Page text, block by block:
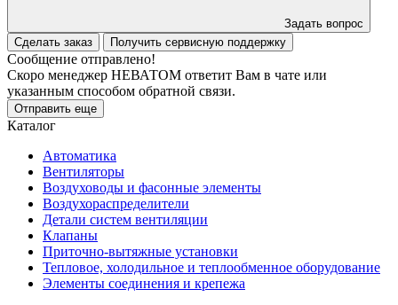
Задать вопрос
Сделать заказ
Получить сервисную поддержку
Сообщение отправлено!
Скоро менеджер НЕВАТОМ ответит Вам в чате или
указанным способом обратной связи.
Отправить еще
Каталог
Автоматика
Вентиляторы
Воздуховоды и фасонные элементы
Воздухораспределители
Детали систем вентиляции
Клапаны
Приточно-вытяжные установки
Тепловое, холодильное и теплообменное оборудование
Элементы соединения и крепежа